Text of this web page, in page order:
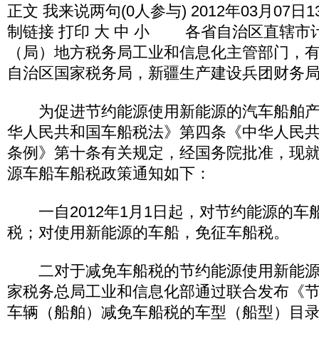
正文 我来说两句(0人参与) 2012年03月07日
制链接 打印 大 中 小 各省自治区直辖市
（局）地方税务局工业和信息化主管部门，
自治区国家税务局，新疆生产建设兵团财务
为促进节约能源使用新能源的汽车船舶
华人民共和国车船税法》第四条《中华人民
条例》第十条有关规定，经国务院批准，现
源车船车船税政策通知如下：
一自2012年1月1日起，对节约能源的车
税；对使用新能源的车船，免征车船税。
二对于减免车船税的节约能源使用新能
家税务总局工业和信息化部通过联合发布《
车辆（船舶）减免车船税的车型（船型）目